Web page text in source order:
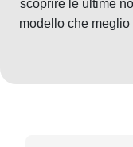
scoprire le ultime
modello che